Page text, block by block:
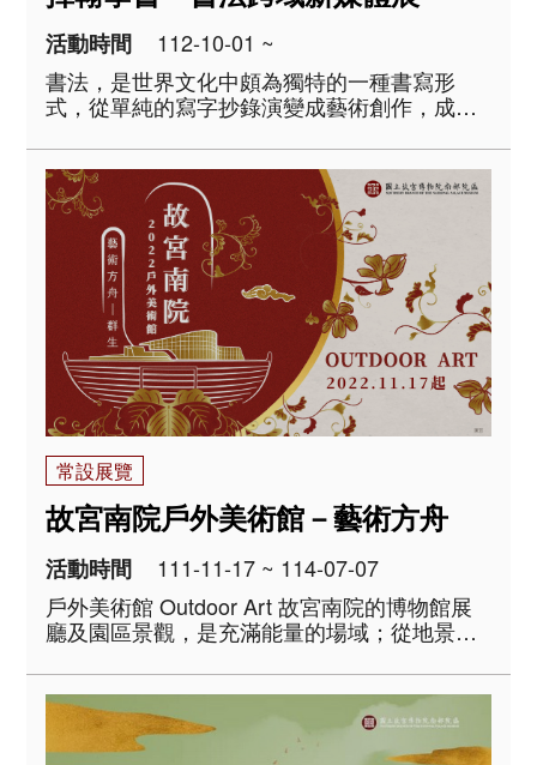
活動時間
112-10-01 ~
書法，是世界文化中頗為獨特的一種書寫形
式，從單純的寫字抄錄演變成藝術創作，成為
學書的方法與途徑為概念，分成「惟妙惟肖—
臨摹體驗」、「黑老虎的誕生—拓碑體驗」及
「千文宇宙—沉浸互動劇場」..
常設展覽
故宮南院戶外美術館－藝術方舟
活動時間
111-11-17 ~ 114-07-07
戶外美術館 Outdoor Art 故宮南院的博物館展
廳及園區景觀，是充滿能量的場域；從地景展
多元路徑，裝置在戶外的藝術作品，讓園區儼
然是一座戶外的美術館，連結博物館內外，創
造出自在暢遊的博物館空間。 ..